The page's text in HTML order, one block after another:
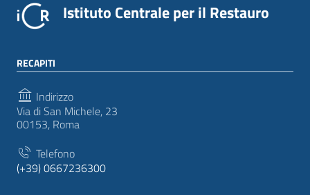
Istituto Centrale per il Restauro
RECAPITI
Indirizzo
Via di San Michele, 23
00153, Roma
Telefono
(+39) 0667236300